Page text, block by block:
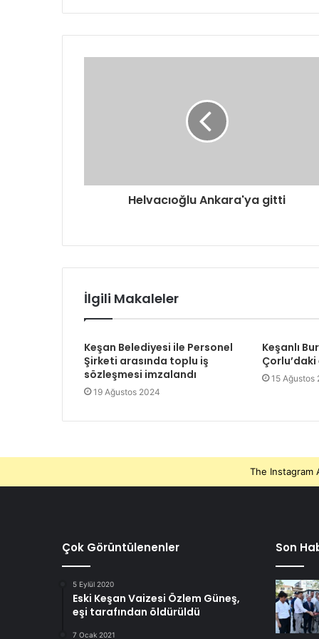
Helvacıoğlu Ankara'ya gitti
İlgili Makaleler
Keşan Belediyesi ile Personel
Şirketi arasında toplu iş
sözleşmesi imzalandı
19 Ağustos 2024
Keşanlı
15 Ağustos
The Instagram
Çok Görüntülenenler
5 Eylül 2020
Eski Keşan Vaizesi Özlem Güneş,
eşi tarafından öldürüldü
7 Ocak 2021
Son